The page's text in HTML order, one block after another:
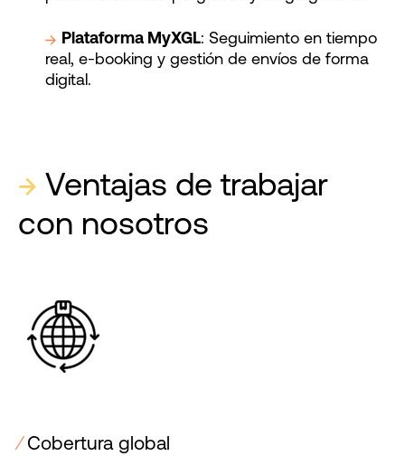
Plataforma MyXGL: Seguimiento en tiempo
real, e-booking y gestión de envíos de forma
digital.
→ Ventajas de trabajar
con nosotros
⁄Cobertura global